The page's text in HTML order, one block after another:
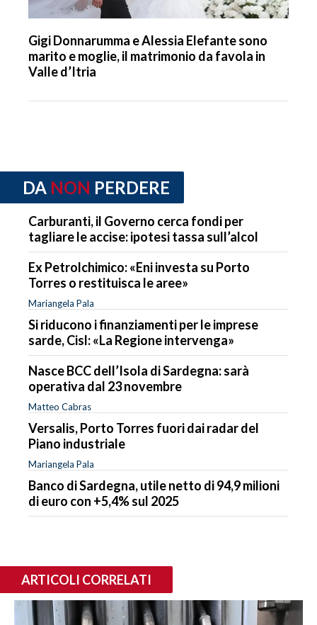
Gigi Donnarumma e Alessia Elefante sono
marito e moglie, il matrimonio da favola in
Valle d’Itria
DA NON PERDERE
Carburanti, il Governo cerca fondi per
tagliare le accise: ipotesi tassa sull’alcol
Ex Petrolchimico: «Eni investa su Porto
Torres o restituisca le aree»
Mariangela Pala
Si riducono i finanziamenti per le imprese
sarde, Cisl: «La Regione intervenga»
Nasce BCC dell’Isola di Sardegna: sarà
operativa dal 23 novembre
Matteo Cabras
Versalis, Porto Torres fuori dai radar del
Piano industriale
Mariangela Pala
Banco di Sardegna, utile netto di 94,9 milioni
di euro con +5,4% sul 2025
ARTICOLI CORRELATI